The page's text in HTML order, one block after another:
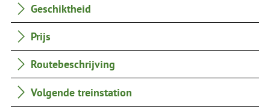
Geschiktheid
Prijs
Routebeschrijving
Volgende treinstation